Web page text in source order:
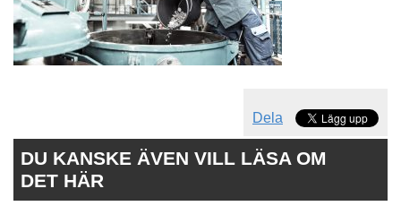
Dela
DU KANSKE ÄVEN VILL LÄSA OM
DET HÄR